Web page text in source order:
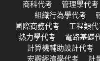
商科代考
管理學代考
組織行為學代考
國際商務代考
工程類代
熱力學代考
電路基礎
計算機輔助設計代考
宏觀經濟學代考
計